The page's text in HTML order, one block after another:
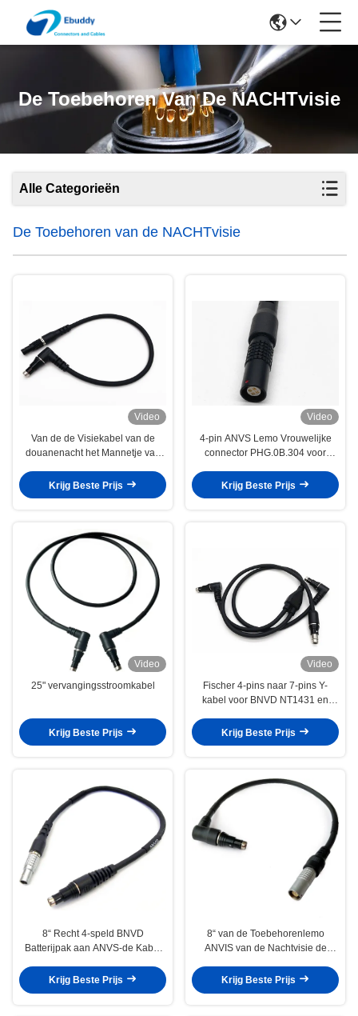
De Toebehoren Van De NACHTvisie
Alle Categorieën
De Toebehoren van de NACHTvisie
Video
Van de de Visiekabel van de
douanenacht het Mannetje van
Kabel van Fischer 4pin
Krijg Beste Prijs
Video
4-pin ANVS Lemo Vrouwelijke
connector PHG.0B.304 voor
Krijg Beste Prijs
Video
25" vervangingsstroomkabel
Krijg Beste Prijs
Video
Fischer 4-pins naar 7-pins Y-
kabel voor BNVD NT1431 en
Krijg Beste Prijs
8“ Recht 4-speld BNVD
Batterijpak aan ANVS-de Kabel
van de Nachtvisie
Krijg Beste Prijs
8“ van de Toebehorenlemo
ANVIS van de Nachtvisie de
BNVD-Adapterkabel
Krijg Beste Prijs